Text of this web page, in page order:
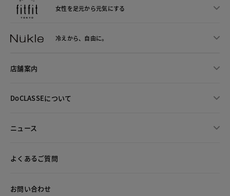
女性を足元から元気にする
冷えから、 自由に。
店舗案内
DoCLASSEについて
ニュース
よくあるご質問
お問い合わせ